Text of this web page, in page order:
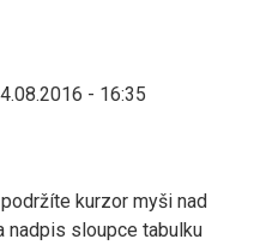
- 16:35
kurzor myši nad
nadpis sloupce tabulku